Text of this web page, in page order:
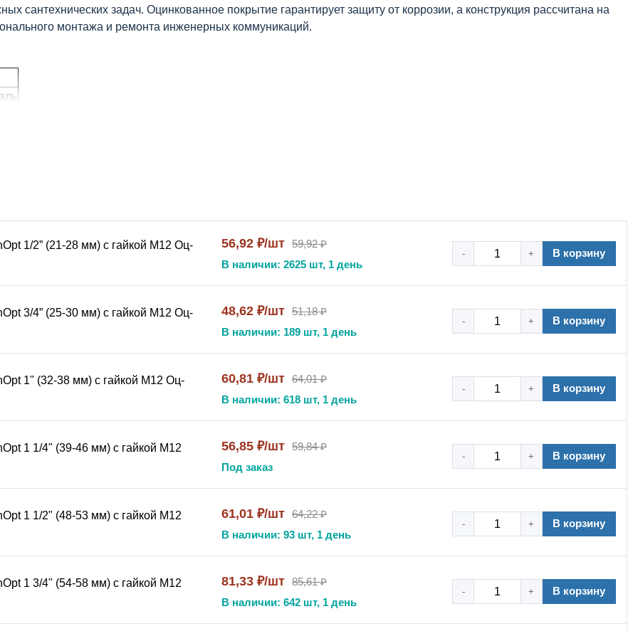
задач. Оцинкованное покрытие гарантирует защиту от коррозии, а конструкция рассчитана на
монтажа и ремонта инженерных коммуникаций.
кто применяет
водоснабжения, отопления и канализации.
к надёжности;
по ремонту, а также домашние мастера при самостоятельном монтаже коммуникаций.
для труб, которое выдерживает значительные нагрузки и служит долгие годы. Изделие изготовлено из
и воздействию влаги.
срок службы;
типами труб;
и наружных работ;
1/2” (21-28 мм) с гайкой М12 Оц-
56,92 ₽/шт 59,92 ₽
В наличии: 2625 шт, 1 день
- + В корзину
3/4” (25-30 мм) с гайкой М12 Оц-
48,62 ₽/шт 51,18 ₽
В наличии: 189 шт, 1 день
- + В корзину
1" (32-38 мм) с гайкой М12 Оц-
60,81 ₽/шт 64,01 ₽
В наличии: 618 шт, 1 день
- + В корзину
1 1/4" (39-46 мм) с гайкой М12
56,85 ₽/шт 59,84 ₽
Под заказ
- + В корзину
1 1/2" (48-53 мм) с гайкой М12
61,01 ₽/шт 64,22 ₽
В наличии: 93 шт, 1 день
- + В корзину
1 3/4" (54-58 мм) с гайкой М12
81,33 ₽/шт 85,61 ₽
В наличии: 642 шт, 1 день
- + В корзину